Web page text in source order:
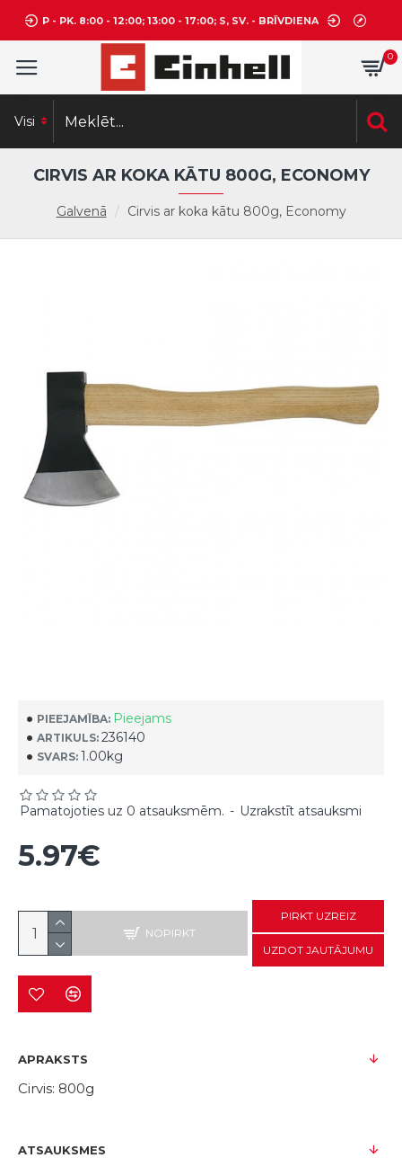
P - PK. 8:00 - 12:00; 13:00 - 17:00; S, SV. - BRĪVDIENA
0
Visi
Galvenā Cirvis ar koka kātu 800g, Economy
CIRVIS AR KOKA KĀTU 800G, ECONOMY
PIEEJAMĪBA: Pieejams
ARTIKULS: 236140
SVARS: 1.00kg
Pamatojoties uz 0 atsauksmēm. - Uzrakstīt atsauksmi
5.97€
NOPIRKT
PIRKT UZREIZ
UZDOT JAUTĀJUMU
APRAKSTS
Cirvis: 800g
ATSAUKSMES